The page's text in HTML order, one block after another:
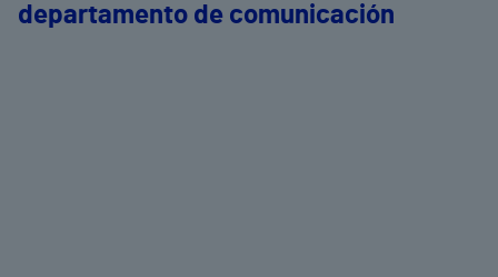
departamento de comunicación